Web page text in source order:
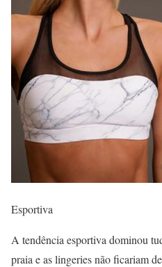
Esportiva
A tendência esportiva dominou
praia e as lingeries não ficariam